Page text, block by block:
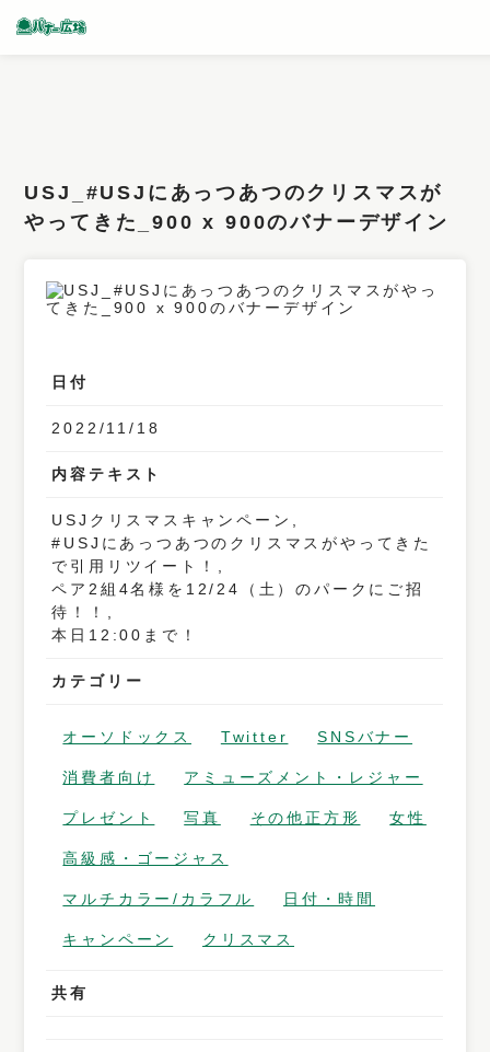
フィルター
カラー
デザイン
タイプ
要素
USJ_#USJにあっつあつのクリスマスが
やってきた_900 x 900のバナーデザイン
日付
2022/11/18
内容テキスト
USJクリスマスキャンペーン,
#USJにあっつあつのクリスマスがやってきた
で引用リツイート！,
ペア2組4名様を12/24（土）のパークにご招
待！！,
本日12:00まで！
カテゴリー
オーソドックス Twitter SNSバナー
消費者向け アミューズメント・レジャー
プレゼント 写真 その他正方形 女性
高級感・ゴージャス
マルチカラー/カラフル 日付・時間
キャンペーン クリスマス
共有